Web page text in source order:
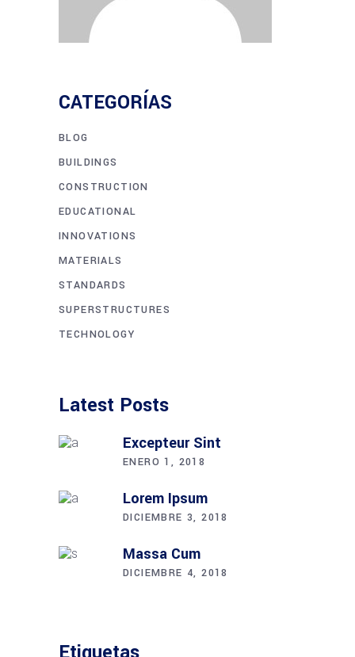
CATEGORÍAS
BLOG
BUILDINGS
CONSTRUCTION
EDUCATIONAL
INNOVATIONS
MATERIALS
STANDARDS
SUPERSTRUCTURES
TECHNOLOGY
Latest Posts
Excepteur Sint
ENERO 1, 2018
Lorem Ipsum
DICIEMBRE 3, 2018
Massa Cum
DICIEMBRE 4, 2018